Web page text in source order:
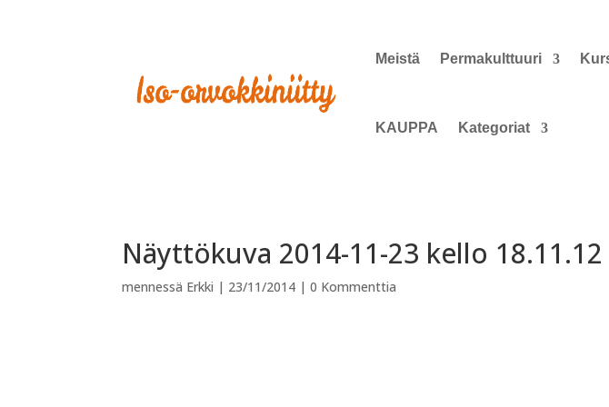
Meistä Permakulttuuri
KAUPPA Kategoriat
Näyttökuva 2014-11-23 kello 18.11.12
mennessä Erkki | 23/11/2014 |0 Kommenttia